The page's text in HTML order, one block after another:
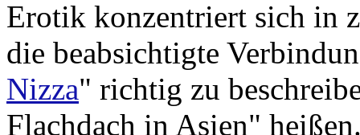
Erotik konzentriert sich in
die beabsichtigte
Nizza" richtig zu
Flachdach in Asien"